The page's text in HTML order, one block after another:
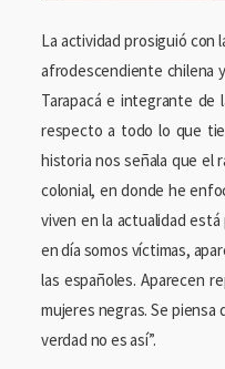
La actividad prosiguió con
afrodescendiente chilena
Tarapacá e integrante de
respecto a todo lo que
historia nos señala que el
colonial, en donde he
viven en la actualidad
en día somos víctimas,
las españoles. Aparecen
mujeres negras. Se piensa
verdad no es así”.